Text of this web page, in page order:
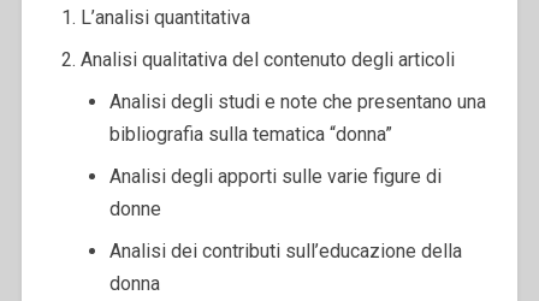
L’analisi quantitativa
Analisi qualitativa del contenuto degli articoli
Analisi degli studi e note che presentano una
bibliografia sulla tematica “donna”
Analisi degli apporti sulle varie figure di
donne
Analisi dei contributi sull’educazione della
donna